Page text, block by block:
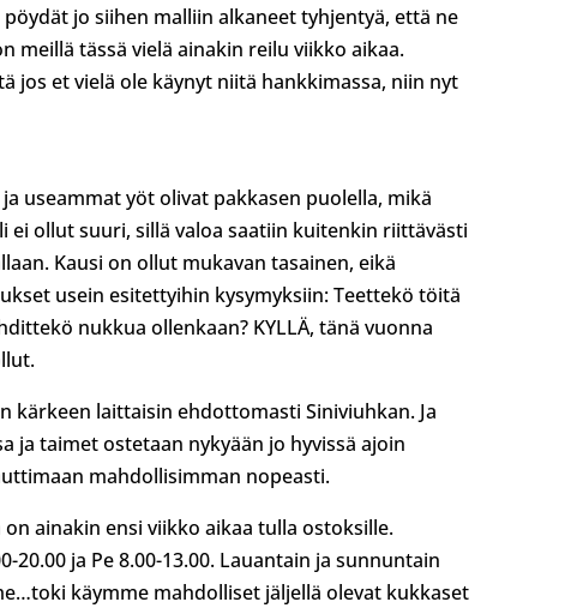
jo siihen malliin alkaneet tyhjentyä, että ne
meillä tässä vielä ainakin reilu viikko aikaa.
jos et vielä ole käynyt niitä hankkimassa, niin nyt
useammat yöt olivat pakkasen puolella, mikä
ollut suuri, sillä valoa saatiin kuitenkin riittävästi
Kausi on ollut mukavan tasainen, eikä
usein esitettyihin kysymyksiin: Teettekö töitä
nukkua ollenkaan? KYLLÄ, tänä vuonna
kärkeen laittaisin ehdottomasti Siniviuhkan. Ja
ja taimet ostetaan nykyään jo hyvissä ajoin
mahdollisimman nopeasti.
ainakin ensi viikko aikaa tulla ostoksille.
20.00 ja Pe 8.00-13.00. Lauantain ja sunnuntain
käymme mahdolliset jäljellä olevat kukkaset